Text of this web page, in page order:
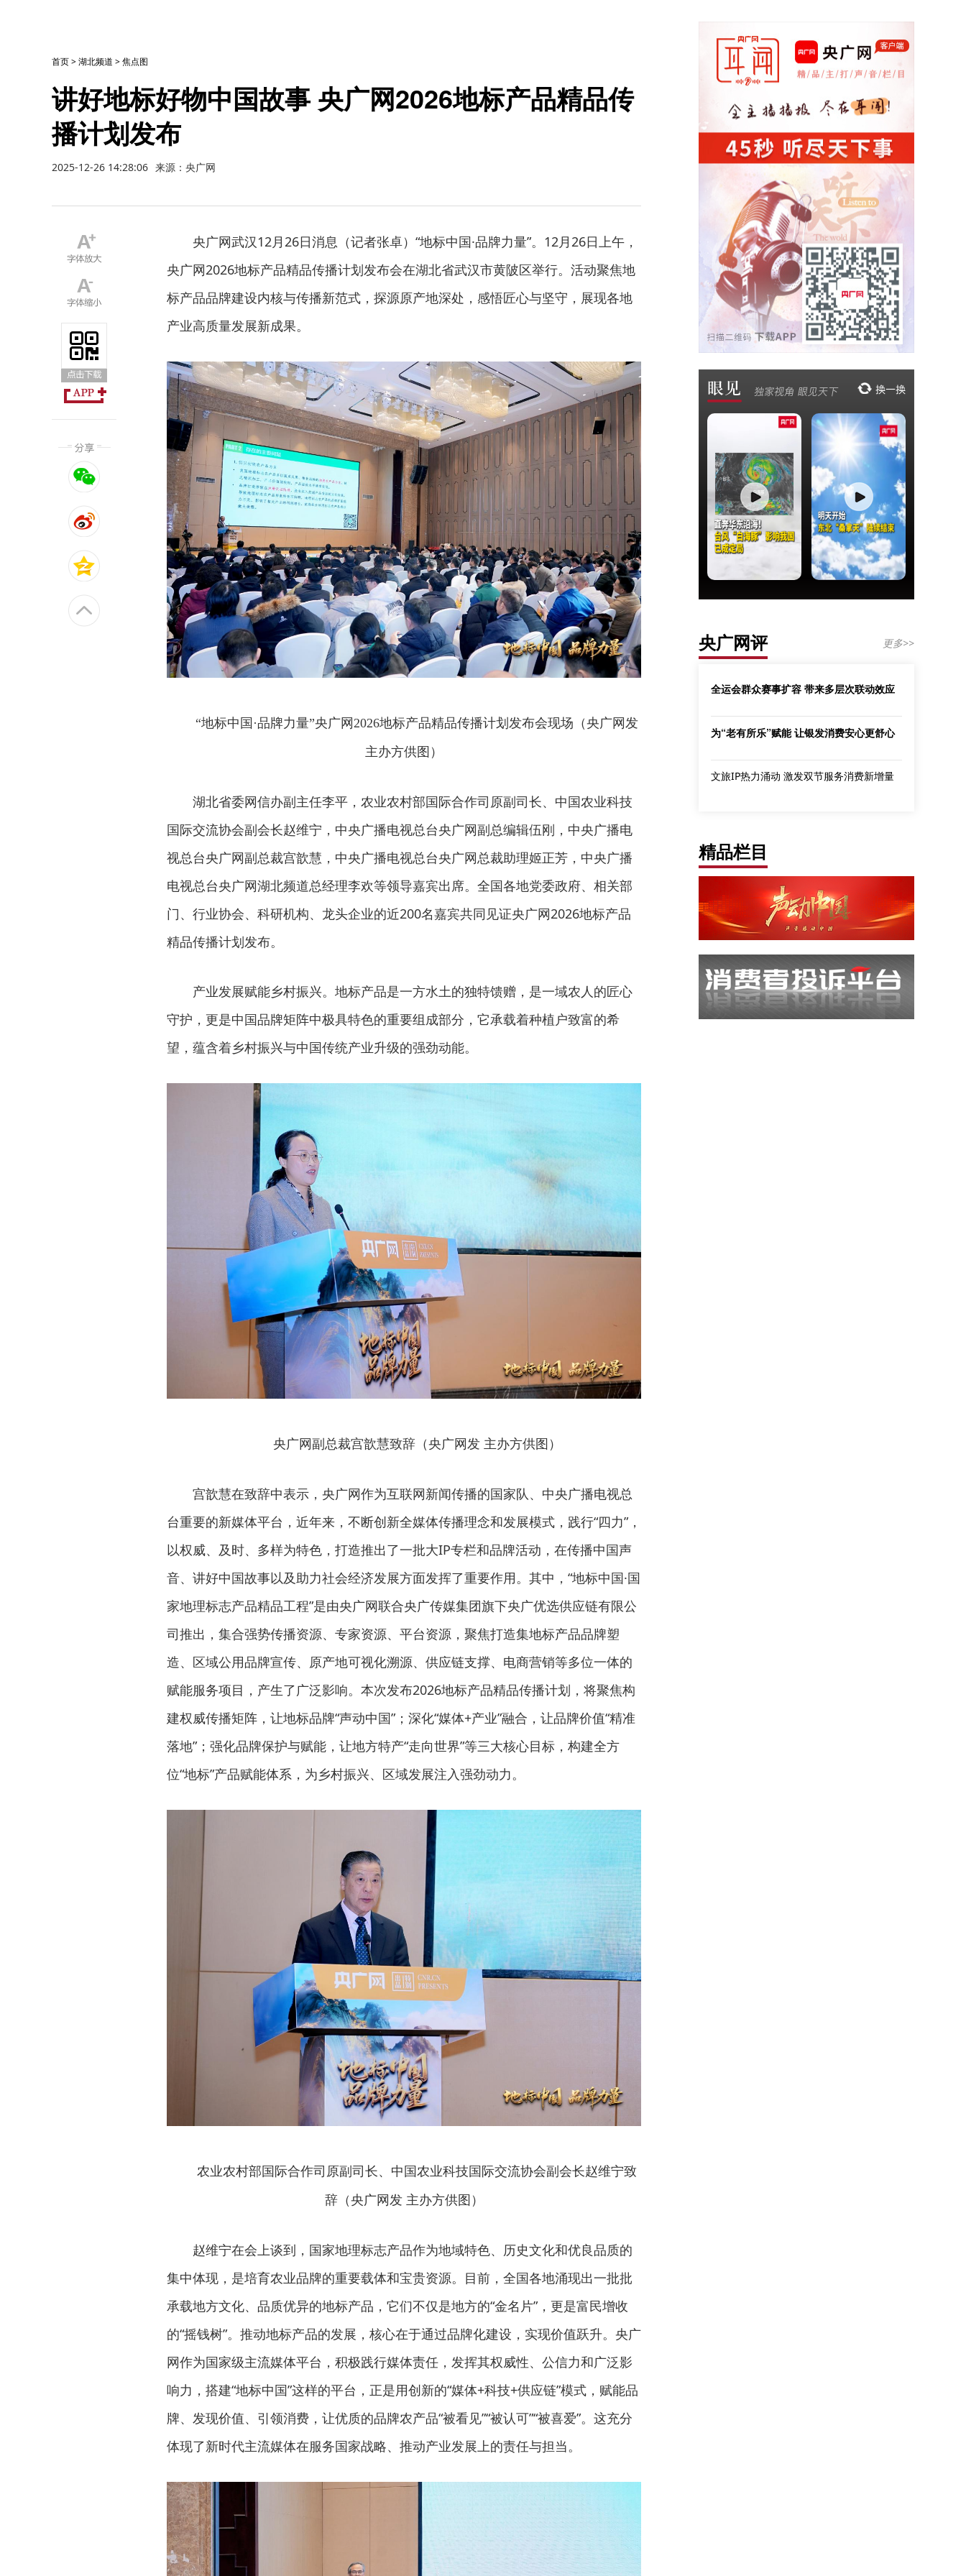
首页>湖北频道 >焦点图
讲好地标好物中国故事 央广网2026地标产品精品传
播计划发布
2025-12-26 14:28:06 来源：央广网
央广网武汉12月26日消息（记者张卓）“地标中国·品牌力量”。12月26日上午，
央广网2026地标产品精品传播计划发布会在湖北省武汉市黄陂区举行。活动聚焦地
标产品品牌建设内核与传播新范式，探源原产地深处，感悟匠心与坚守，展现各地
产业高质量发展新成果。
“地标中国·品牌力量”央广网2026地标产品精品传播计划发布会现场（央广网发
主办方供图）
湖北省委网信办副主任李平，农业农村部国际合作司原副司长、中国农业科技
国际交流协会副会长赵维宁，中央广播电视总台央广网副总编辑伍刚，中央广播电
视总台央广网副总裁宫歆慧，中央广播电视总台央广网总裁助理姬正芳，中央广播
电视总台央广网湖北频道总经理李欢等领导嘉宾出席。全国各地党委政府、相关部
门、行业协会、科研机构、龙头企业的近200名嘉宾共同见证央广网2026地标产品
精品传播计划发布。
产业发展赋能乡村振兴。地标产品是一方水土的独特馈赠，是一域农人的匠心
守护，更是中国品牌矩阵中极具特色的重要组成部分，它承载着种植户致富的希
望，蕴含着乡村振兴与中国传统产业升级的强劲动能。
央广网副总裁宫歆慧致辞（央广网发 主办方供图）
宫歆慧在致辞中表示，央广网作为互联网新闻传播的国家队、中央广播电视总
台重要的新媒体平台，近年来，不断创新全媒体传播理念和发展模式，践行“四力”，
以权威、及时、多样为特色，打造推出了一批大IP专栏和品牌活动，在传播中国声
音、讲好中国故事以及助力社会经济发展方面发挥了重要作用。其中，“地标中国·国
家地理标志产品精品工程”是由央广网联合央广传媒集团旗下央广优选供应链有限公
司推出，集合强势传播资源、专家资源、平台资源，聚焦打造集地标产品品牌塑
造、区域公用品牌宣传、原产地可视化溯源、供应链支撑、电商营销等多位一体的
赋能服务项目，产生了广泛影响。本次发布2026地标产品精品传播计划，将聚焦构
建权威传播矩阵，让地标品牌“声动中国”；深化“媒体+产业”融合，让品牌价值“精准
落地”；强化品牌保护与赋能，让地方特产“走向世界”等三大核心目标，构建全方
位“地标”产品赋能体系，为乡村振兴、区域发展注入强劲动力。
农业农村部国际合作司原副司长、中国农业科技国际交流协会副会长赵维宁致
辞（央广网发 主办方供图）
赵维宁在会上谈到，国家地理标志产品作为地域特色、历史文化和优良品质的
集中体现，是培育农业品牌的重要载体和宝贵资源。目前，全国各地涌现出一批批
承载地方文化、品质优异的地标产品，它们不仅是地方的“金名片”，更是富民增收
的“摇钱树”。推动地标产品的发展，核心在于通过品牌化建设，实现价值跃升。央广
网作为国家级主流媒体平台，积极践行媒体责任，发挥其权威性、公信力和广泛影
响力，搭建“地标中国”这样的平台，正是用创新的“媒体+科技+供应链”模式，赋能品
牌、发现价值、引领消费，让优质的品牌农产品“被看见”“被认可”“被喜爱”。这充分
体现了新时代主流媒体在服务国家战略、推动产业发展上的责任与担当。
央广网评 更多>>
全运会群众赛事扩容 带来多层次联动效应
为“老有所乐”赋能 让银发消费安心更舒心
文旅IP热力涌动 激发双节服务消费新增量
精品栏目